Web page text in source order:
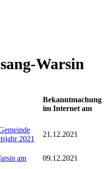
Warsin
Bekanntmachung
im Internet am
2021
21.12.2021
am
09.12.2021